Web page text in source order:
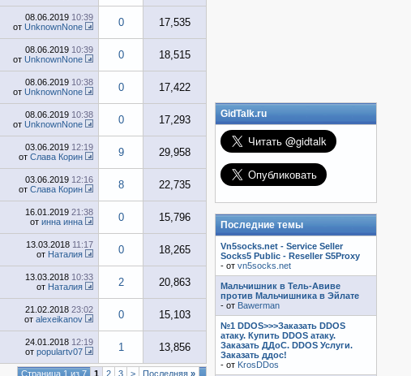
08.06.2019 10:39
от UnknownNone 0 17,535
08.06.2019 10:39
от UnknownNone 0 18,515
08.06.2019 10:38
от UnknownNone 0 17,422
08.06.2019 10:38
от UnknownNone 0 17,293
03.06.2019 12:19
от Слава Корин 9 29,958
03.06.2019 12:16
от Слава Корин 8 22,735
16.01.2019 21:38
от инна инна 0 15,796
13.03.2018 11:17
от Наталия 0 18,265
13.03.2018 10:33
от Наталия 2 20,863
21.02.2018 23:02
от alexeikanov 0 15,103
24.01.2018 12:19
от populartv07 1 13,856
Страница 1 из 7 1 2 3 > Последняя »
GidTalk.ru
Последние темы
Vn5socks.net - Service Seller
Socks5 Public - Reseller S5Proxy
- от vn5socks.net
Мальчишник в Тель-Авиве
против Мальчишника в Эйлате
- от Bawerman
№1 DDOS>>>Заказать DDOS
атаку. Купить DDOS атаку.
Заказать ДДоС. DDOS Услуги.
Заказать ддос!
- от KrosDDos